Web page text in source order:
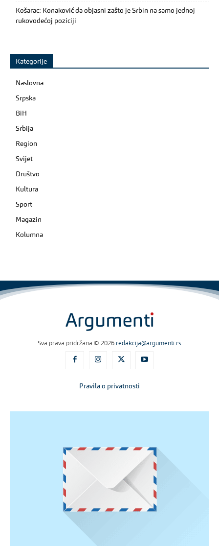
Košarac: Konaković da objasni zašto je Srbin na samo jednoj
rukovodećoj poziciji
Kategorije
Naslovna
Srpska
BiH
Srbija
Region
Svijet
Društvo
Kultura
Sport
Magazin
Kolumna
Sva prava pridržana © 2026 redakcija@argumenti.rs
Pravila o privatnosti